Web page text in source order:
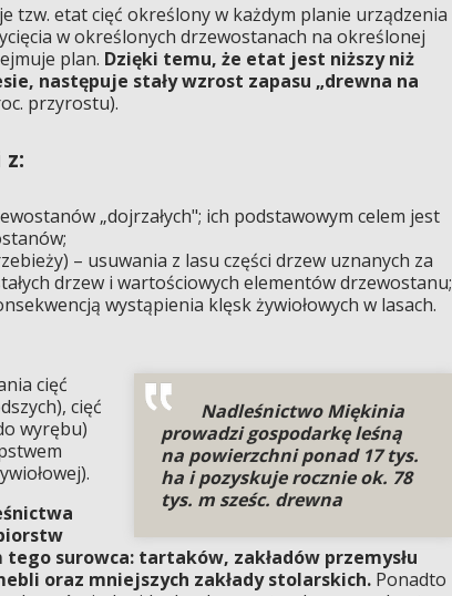
tzw. etat cięć określony w każdym planie urządzenia
w określonych drzewostanach na określonej
plan. Dzięki temu, że etat jest niższy niż
następuje stały wzrost zapasu „drewna na
przyrostu).
„dojrzałych"; ich podstawowym celem jest
– usuwania z lasu części drzew uznanych za
drzew i wartościowych elementów drzewostanu;
wystąpienia klęsk żywiołowych w lasach.
Nadleśnictwo Miękinia
prowadzi gospodarkę leśną
na powierzchni ponad 17 tys.
ha i pozyskuje rocznie ok. 78
tys. m sześc. drewna
cięć
cięć
wyrębu)
surowca: tartaków, zakładów przemysłu
oraz mniejszych zakłady stolarskich. Ponadto